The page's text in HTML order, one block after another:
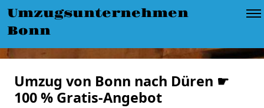
Umzugsunternehmen
Bonn
Umzug von Bonn nach Düren ☛
100 % Gratis-Angebot